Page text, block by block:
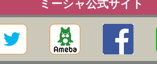
ミーシャ公式サイト